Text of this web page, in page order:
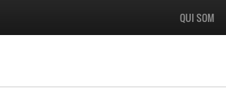
QUI SOM